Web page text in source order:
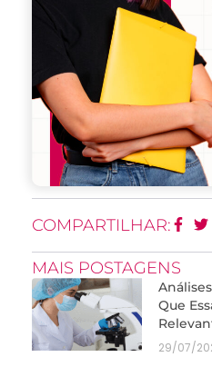
COMPARTILHAR:
MAIS POSTAGENS
Que
29/07/